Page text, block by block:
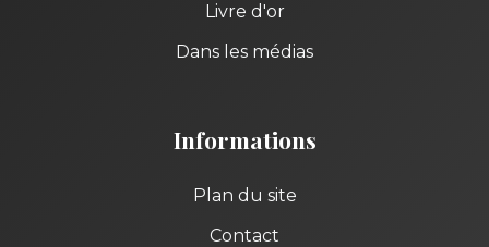
Livre d'or
Dans les médias
Informations
Plan du site
Contact